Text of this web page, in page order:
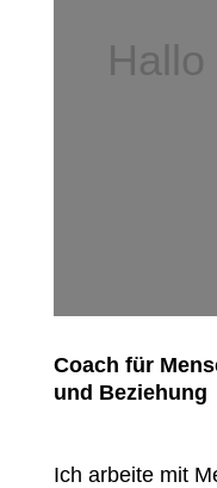
Coach für
und Beziehung
Ich arbeite mit